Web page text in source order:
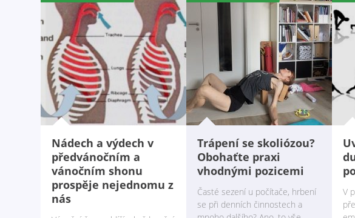
Nádech a výdech v
předvánočním a
vánočním shonu
prospěje nejednomu z
nás
Trápení se skoliózou?
Obohaťte praxi
vhodnými pozicemi
Časté sezení u počítače, hrbení
se při denních činnostech a
V